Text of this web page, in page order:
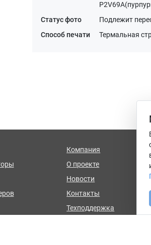
Статус фото
Подлежит
Способ печати
Термальная
Компания
О проекте
Новости
Контакты
Техподдержка